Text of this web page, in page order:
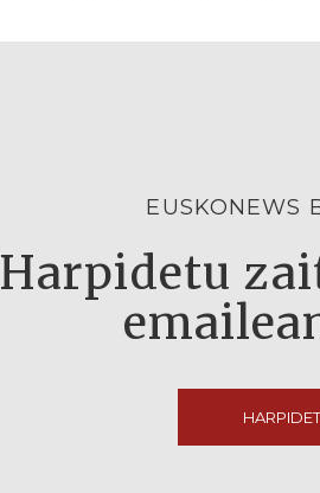
EUSKONEWS
Harpidetu